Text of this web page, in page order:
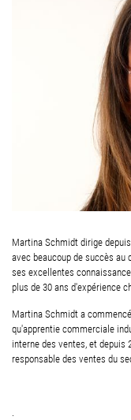
Martina Schmidt dirige
avec beaucoup de succès au
ses excellentes
plus de 30 ans d'expérience
Martina Schmidt a
qu'apprentie commerciale
interne des ventes, et depuis
responsable des ventes du
.